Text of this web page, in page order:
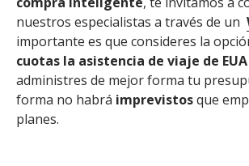
nuestros especialistas a través de un
importante es que consideres la
cuotas la asistencia de viaje de
administres de mejor forma tu
forma no habrá imprevistosque
planes.